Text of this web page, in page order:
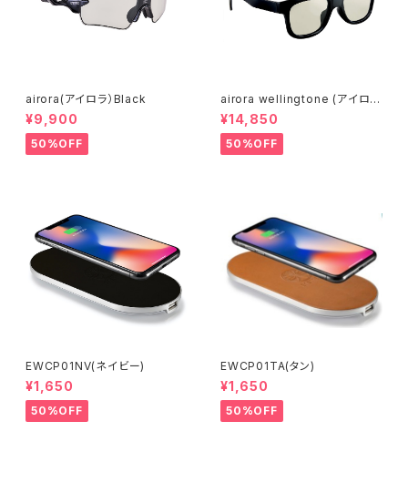
airora(アイロラ）Black
¥9,900
50%OFF
airora wellingtone (アイロラ
ウエリントン)
¥14,850
50%OFF
EWCP01NV(ネイビー)
¥1,650
50%OFF
EWCP01TA(タン)
¥1,650
50%OFF